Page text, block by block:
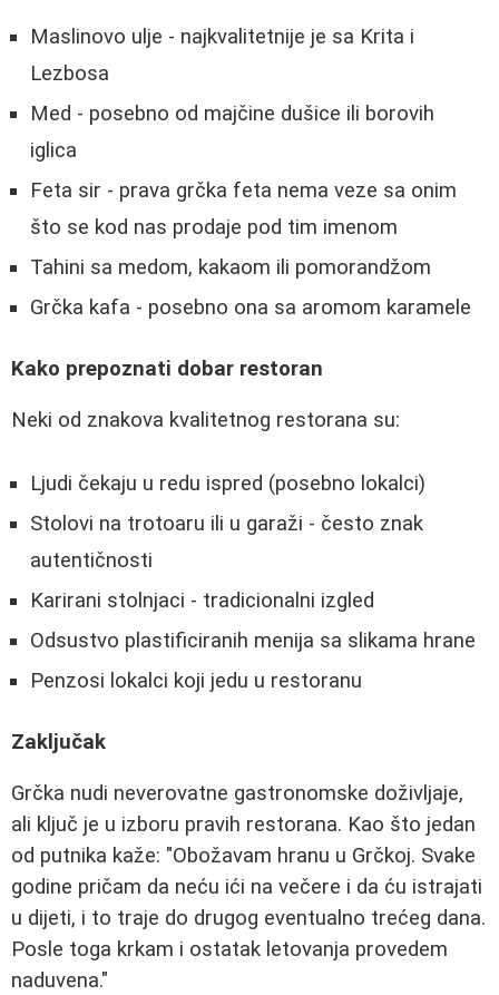
Maslinovo ulje - najkvalitetnije je sa Krita i
Lezbosa
Med - posebno od majčine dušice ili borovih
iglica
Feta sir - prava grčka feta nema veze sa onim
što se kod nas prodaje pod tim imenom
Tahini sa medom, kakaom ili pomorandžom
Grčka kafa - posebno ona sa aromom karamele
Kako prepoznati dobar restoran
Neki od znakova kvalitetnog restorana su:
Ljudi čekaju u redu ispred (posebno lokalci)
Stolovi na trotoaru ili u garaži - često znak
autentičnosti
Karirani stolnjaci - tradicionalni izgled
Odsustvo plastificiranih menija sa slikama hrane
Penzosi lokalci koji jedu u restoranu
Zaključak
Grčka nudi neverovatne gastronomske doživljaje,
ali ključ je u izboru pravih restorana. Kao što jedan
od putnika kaže: "Obožavam hranu u Grčkoj. Svake
godine pričam da neću ići na večere i da ću istrajati
u dijeti, i to traje do drugog eventualno trećeg dana.
Posle toga krkam i ostatak letovanja provedem
naduvena."